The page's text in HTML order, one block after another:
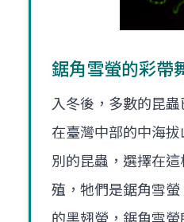
鋸角雪螢的彩帶
入冬後，多數的昆
在臺灣中部的中海
別的昆蟲，選擇在
殖，牠們是鋸角雪
的黑翅螢，鋸角雪